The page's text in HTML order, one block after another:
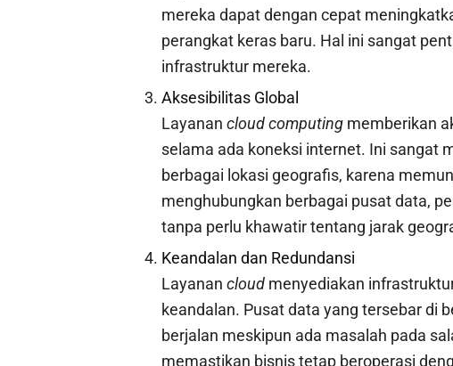
mereka dapat dengan cepat
perangkat keras baru. Hal ini sangat
infrastruktur mereka.
Aksesibilitas Global
Layanan cloud computing memberikan
selama ada koneksi internet. Ini sangat
berbagai lokasi geografis, karena
menghubungkan berbagai pusat data,
tanpa perlu khawatir tentang jarak
Keandalan dan Redundansi
Layanan cloud menyediakan
keandalan. Pusat data yang tersebar di
berjalan meskipun ada masalah pada
memastikan bisnis tetap beroperasi